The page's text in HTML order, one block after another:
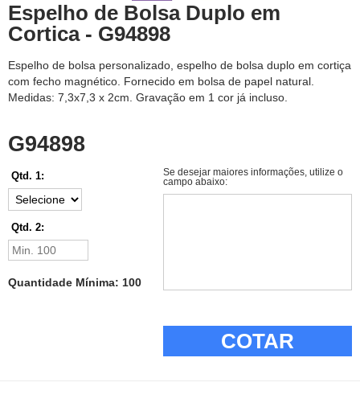
Espelho de Bolsa Duplo em
Cortica - G94898
Espelho de bolsa personalizado, espelho de bolsa duplo em cortiça
com fecho magnético. Fornecido em bolsa de papel natural.
Medidas: 7,3x7,3 x 2cm. Gravação em 1 cor já incluso.
G94898
Qtd. 1:
Qtd. 2:
Quantidade Mínima: 100
Se desejar maiores informações, utilize o
campo abaixo:
COTAR